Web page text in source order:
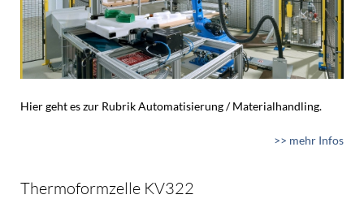
Hier geht es zur Rubrik Automatisierung / Materialhandling.
>> mehr Infos
Thermoformzelle KV322